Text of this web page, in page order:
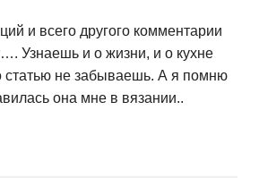
и всего другого комментарии
Узнаешь и о жизни, и о кухне
статью не забываешь. А я помню
она мне в вязании..